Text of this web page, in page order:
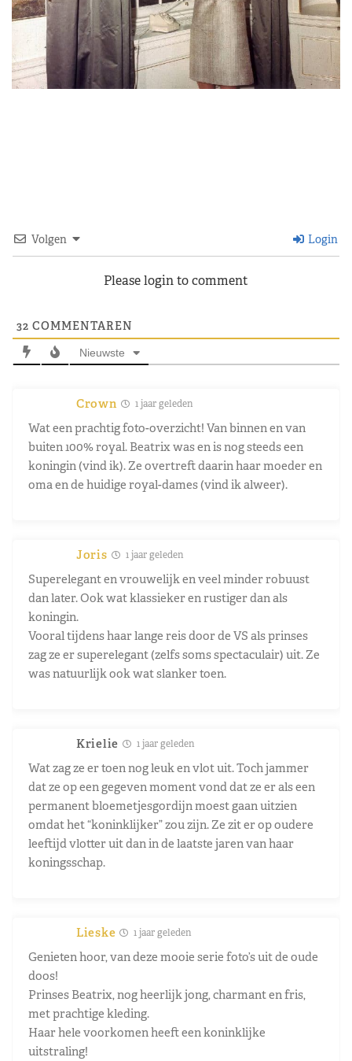
Volgen Login
Please login to comment
32 COMMENTAREN
Nieuwste
Crown 1 jaar geleden
Wat een prachtig foto-overzicht! Van binnen en van
buiten 100% royal. Beatrix was en is nog steeds een
koningin (vind ik). Ze overtreft daarin haar moeder en
oma en de huidige royal-dames (vind ik alweer).
Joris 1 jaar geleden
Superelegant en vrouwelijk en veel minder robuust
dan later. Ook wat klassieker en rustiger dan als
koningin.
Vooral tijdens haar lange reis door de VS als prinses
zag ze er superelegant (zelfs soms spectaculair) uit. Ze
was natuurlijk ook wat slanker toen.
Krielie 1 jaar geleden
Wat zag ze er toen nog leuk en vlot uit. Toch jammer
dat ze op een gegeven moment vond dat ze er als een
permanent bloemetjesgordijn moest gaan uitzien
omdat het “koninklijker” zou zijn. Ze zit er op oudere
leeftijd vlotter uit dan in de laatste jaren van haar
koningsschap.
Lieske 1 jaar geleden
Genieten hoor, van deze mooie serie foto’s uit de oude
doos!
Prinses Beatrix, nog heerlijk jong, charmant en fris,
met prachtige kleding.
Haar hele voorkomen heeft een koninklijke
uitstraling!